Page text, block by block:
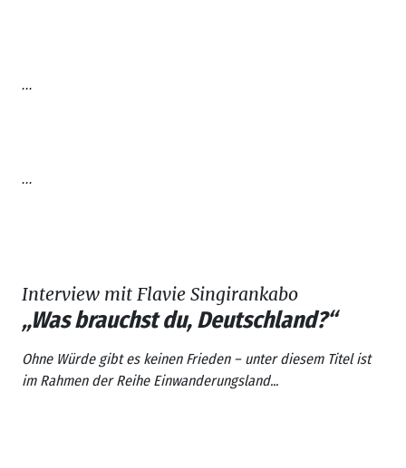
...
...
Interview mit Flavie Singirankabo
„Was brauchst du, Deutschland?“
Ohne Würde gibt es keinen Frieden– unter diesem Titel ist
im Rahmen der Reihe Einwanderungsland...